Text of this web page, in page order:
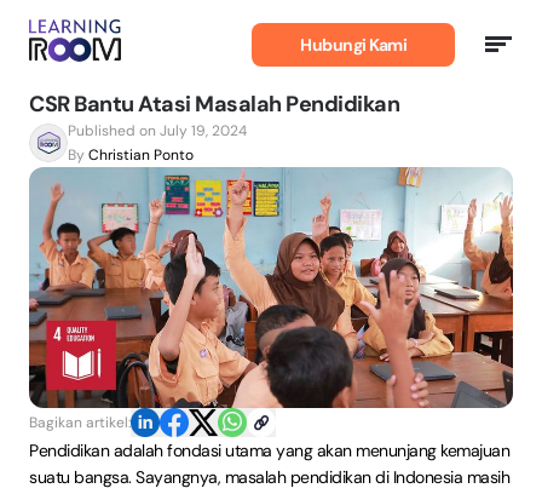
Belajar
Bahasa
Hubungi Kami
CSR Bantu Atasi Masalah Pendidikan
Published on July 19, 2024
By Christian Ponto
Bagikan artikel:
Pendidikan adalah fondasi utama yang akan menunjang kemajuan
suatu bangsa. Sayangnya, masalah pendidikan di Indonesia masih